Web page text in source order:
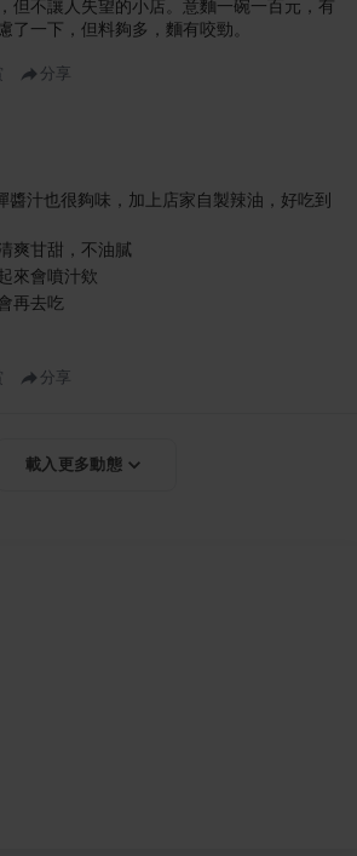
但不讓人失望的小店。意麵一碗一百元，有
了一下，但料夠多，麵有咬勁。
分享
醬汁也很夠味，加上店家自製辣油，好吃到
爽甘甜，不油膩
來會噴汁欸
再去吃
分享
載入更多動態